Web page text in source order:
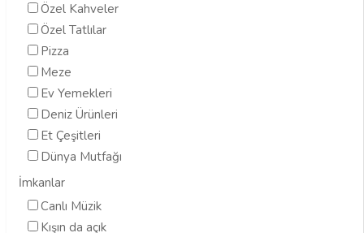
Özel Kahveler
Özel Tatlılar
Pizza
Meze
Ev Yemekleri
Deniz Ürünleri
Et Çeşitleri
Dünya Mutfağı
İmkanlar
Canlı Müzik
Kışın da açık